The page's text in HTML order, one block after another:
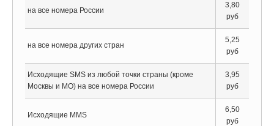
на все номера России
3,80
руб
на все номера других стран
5,25
руб
Исходящие SMS из любой точки страны (кроме
Москвы и МО) на все номера России
3,95
руб
Исходящие MMS
6,50
руб